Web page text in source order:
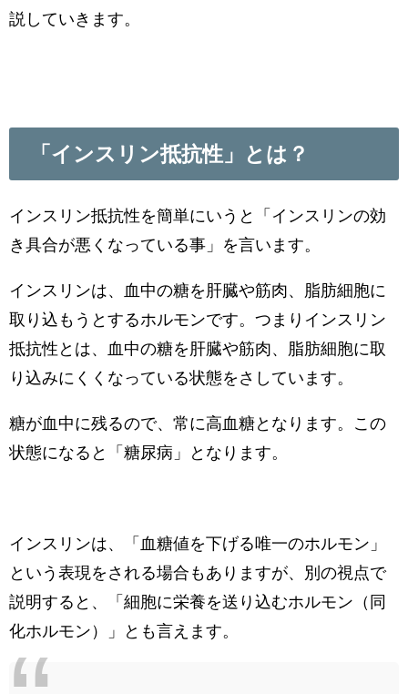
説していきます。
「インスリン抵抗性」とは？
インスリン抵抗性を簡単にいうと「インスリンの効
き具合が悪くなっている事」を言います。
インスリンは、血中の糖を肝臓や筋肉、脂肪細胞に
取り込もうとするホルモンです。つまりインスリン
抵抗性とは、血中の糖を肝臓や筋肉、脂肪細胞に取
り込みにくくなっている状態をさしています。
糖が血中に残るので、常に高血糖となります。この
状態になると「糖尿病」となります。
インスリンは、「血糖値を下げる唯一のホルモン」
という表現をされる場合もありますが、別の視点で
説明すると、「細胞に栄養を送り込むホルモン（同
化ホルモン）」とも言えます。